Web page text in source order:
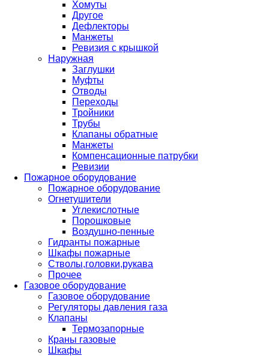
Хомуты
Другое
Дефлекторы
Манжеты
Ревизия с крышкой
Наружная
Заглушки
Муфты
Отводы
Переходы
Тройники
Трубы
Клапаны обратные
Манжеты
Компенсационные патрубки
Ревизии
Пожарное оборудование
Пожарное оборудование
Огнетушители
Углекислотные
Порошковые
Воздушно-пенные
Гидранты пожарные
Шкафы пожарные
Стволы,головки,рукава
Прочее
Газовое оборудование
Газовое оборудование
Регуляторы давления газа
Клапаны
Термозапорные
Краны газовые
Шкафы